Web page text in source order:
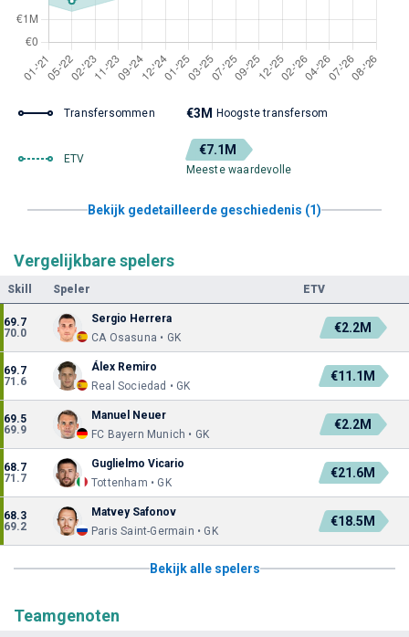
Transfersommen €3M Hoogste transfersom
ETV
€7.1M
Meeste waardevolle
Bekijk gedetailleerde geschiedenis (1)
Vergelijkbare spelers
Skill Speler ETV
69.7
70.0
Sergio Herrera
CA Osasuna • GK
€2.2M
69.7
71.6
Álex Remiro
Real Sociedad • GK
€11.1M
69.5
69.9
Manuel Neuer
FC Bayern Munich • GK
€2.2M
68.7
71.7
Guglielmo Vicario
Tottenham • GK
€21.6M
68.3
69.2
Matvey Safonov
Paris Saint-Germain • GK
€18.5M
Bekijk alle spelers
Teamgenoten